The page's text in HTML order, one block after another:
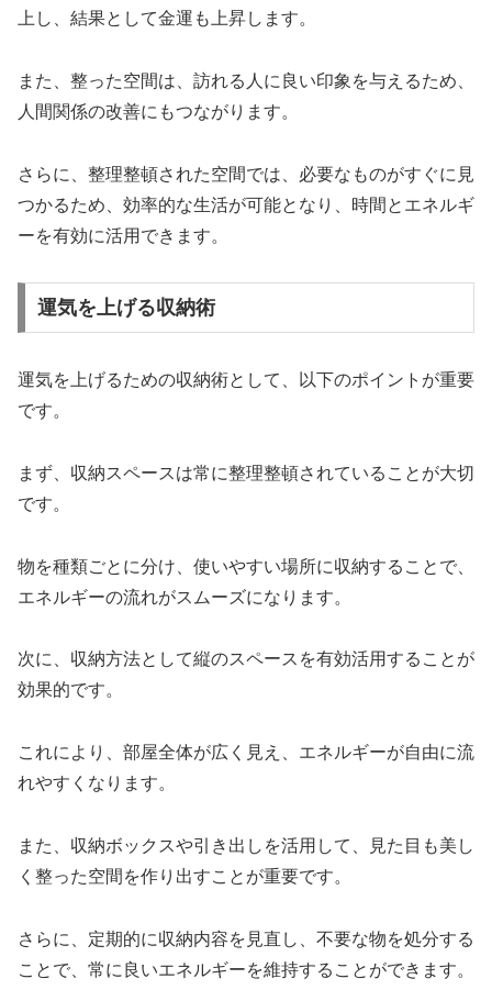
上し、結果として金運も上昇します。
また、整った空間は、訪れる人に良い印象を与えるため、
人間関係の改善にもつながります。
さらに、整理整頓された空間では、必要なものがすぐに見
つかるため、効率的な生活が可能となり、時間とエネルギ
ーを有効に活用できます。
運気を上げる収納術
運気を上げるための収納術として、以下のポイントが重要
です。
まず、収納スペースは常に整理整頓されていることが大切
です。
物を種類ごとに分け、使いやすい場所に収納することで、
エネルギーの流れがスムーズになります。
次に、収納方法として縦のスペースを有効活用することが
効果的です。
これにより、部屋全体が広く見え、エネルギーが自由に流
れやすくなります。
また、収納ボックスや引き出しを活用して、見た目も美し
く整った空間を作り出すことが重要です。
さらに、定期的に収納内容を見直し、不要な物を処分する
ことで、常に良いエネルギーを維持することができます。